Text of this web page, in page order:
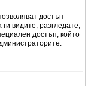
достъп
видите, разгледате,
достъп, който